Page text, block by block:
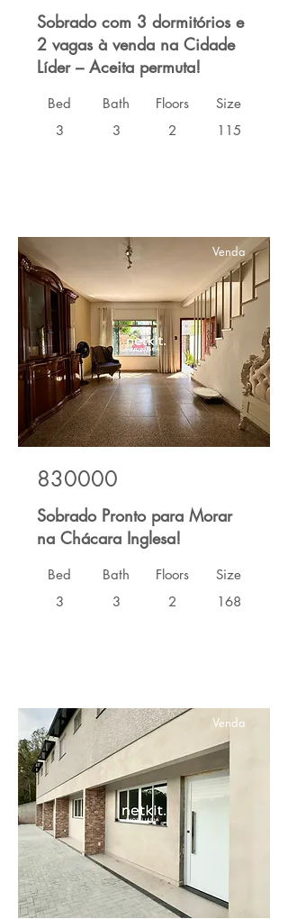
Sobrado com 3 dormitórios e
2 vagas à venda na Cidade
Líder – Aceita permuta!
Bed
3
Bath
3
Floors
2
Size
115
Venda
830000
Sobrado Pronto para Morar
na Chácara Inglesa!
Bed
3
Bath
3
Floors
2
Size
168
Venda